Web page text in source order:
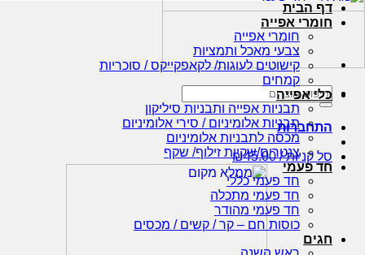
חיפוש
עבור:
התחברות
סל קניות / ₪45.00
דף הבית
חומרי אפייה
חומרי אפייה
צבעי מאכל ותמציות
קישוטים לעוגות/ לקאפקייקס / סוכריות
קמחים
כלי אפייה
תבניות אפייה ותבניות סיליקון
תבניות אלומיניום / סירי אלומיניום
מכסה לתבניות אלומיניום
צנטרים/שקיות זילוף/ שקף
חד פעמי
חד פעמי כללי
חד פעמי מתכלה
חד פעמי מהודר
כוסות חם – קר / קשים / מכסים
חגים